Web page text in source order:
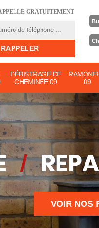
GRATUITEMENT
DÉBISTRAGE DE
CHEMINÉE 09
09
VOIR NOS